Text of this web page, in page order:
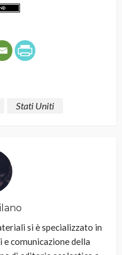
Stati Uniti
si è specializzato in
comunicazione della